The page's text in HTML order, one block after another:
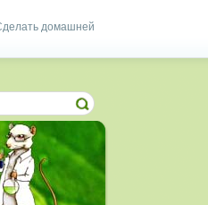
домашней